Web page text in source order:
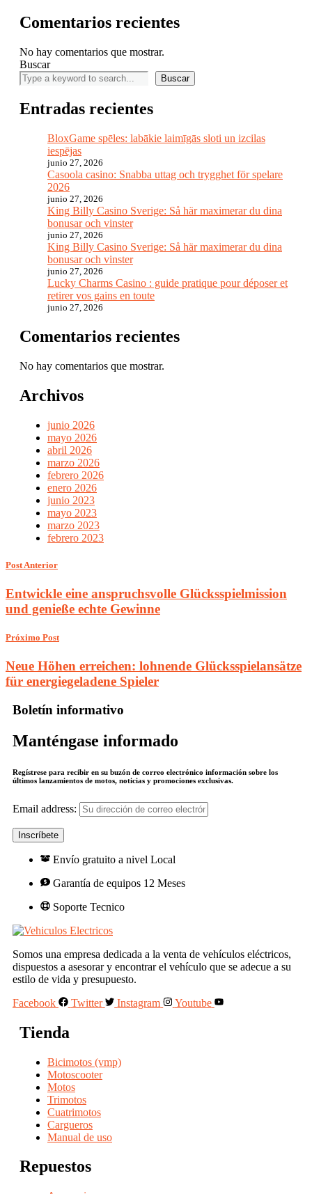
Comentarios recientes
No hay comentarios que mostrar.
Buscar
Buscar
Entradas recientes
BloxGame spēles: labākie laimīgās sloti un izcilas
iespējas
junio 27, 2026
Casoola casino: Snabba uttag och trygghet för spelare
2026
junio 27, 2026
King Billy Casino Sverige: Så här maximerar du dina
bonusar och vinster
junio 27, 2026
King Billy Casino Sverige: Så här maximerar du dina
bonusar och vinster
junio 27, 2026
Lucky Charms Casino : guide pratique pour déposer et
retirer vos gains en toute
junio 27, 2026
Comentarios recientes
No hay comentarios que mostrar.
Archivos
junio 2026
mayo 2026
abril 2026
marzo 2026
febrero 2026
enero 2026
junio 2023
mayo 2023
marzo 2023
febrero 2023
Post Anterior
Entwickle eine anspruchsvolle Glücksspielmission
und genieße echte Gewinne
Próximo Post
Neue Höhen erreichen: lohnende Glücksspielansätze
für energiegeladene Spieler
Boletín informativo
Manténgase informado
Regístrese para recibir en su buzón de correo electrónico información sobre los
últimos lanzamientos de motos, noticias y promociones exclusivas.
Email address:
Envío gratuito a nivel Local
Garantía de equipos 12 Meses
Soporte Tecnico
Somos una empresa dedicada a la venta de vehículos eléctricos,
dispuestos a asesorar y encontrar el vehículo que se adecue a su
estilo de vida y presupuesto.
Facebook
Twitter Instagram Youtube
Tienda
Bicimotos (vmp)
Motoscooter
Motos
Trimotos
Cuatrimotos
Cargueros
Manual de uso
Repuestos